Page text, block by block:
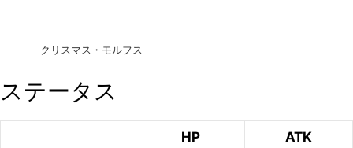
クリスマス・モルフス
ステータス
HP ATK